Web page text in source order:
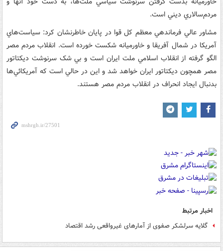
مردم‌سالاري ديني است.
مشاور عالي فرماندهي معظم کل قوا در پايان خاطرنشان کرد: سياست‌هاي
آمريکا در شمال آفريقا و خاورميانه شکست خورده است. انقلاب مردم مصر
الگو گرفته از انقلاب اسلامي ملت ايران است و بي شک سرنوشت ديکتاتور
مصر همچون ديکتاتور ايران خواهد شد و اين در حالي است که آمريکائي‌ها
بدنبال ايجاد انحراف در انقلاب مردم مصر هستند.
اخبار مرتبط
گلایه سرلشکر صفوی از آمارهای غیرواقعی رشد اقتصاد